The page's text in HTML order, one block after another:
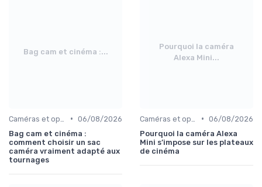
Bag cam et cinéma :...
• 06/08/2026
Bag cam et cinéma :
comment choisir un sac
caméra vraiment adapté aux
tournages
Pourquoi la caméra
Alexa Mini...
• 06/08/2026
Pourquoi la caméra Alexa
Mini s’impose sur les plateaux
de cinéma